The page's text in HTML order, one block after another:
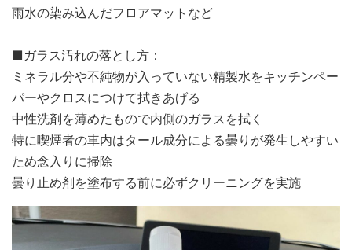
雨水の染み込んだフロアマットなど
■ガラス汚れの落とし方：
ミネラル分や不純物が入っていない精製水をキッチンペー
パーやクロスにつけて拭きあげる
中性洗剤を薄めたもので内側のガラスを拭く
特に喫煙者の車内はタール成分による曇りが発生しやすい
ため念入りに掃除
曇り止め剤を塗布する前に必ずクリーニングを実施